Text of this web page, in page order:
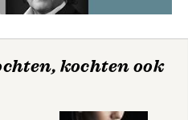
kochten ook